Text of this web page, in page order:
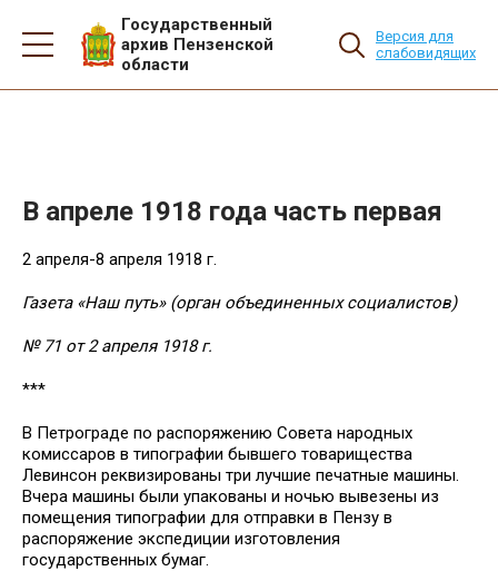
Государственный
архив Пензенской
области
Версия для
слабовидящих
В апреле 1918 года часть первая
2 апреля-8 апреля 1918 г.
Газета «Наш путь» (орган объединенных социалистов)
№ 71 от 2 апреля 1918 г.
***
В Петрограде по распоряжению Совета народных
комиссаров в типографии бывшего товарищества
Левинсон реквизированы три лучшие печатные машины.
Вчера машины были упакованы и ночью вывезены из
помещения типографии для отправки в Пензу в
распоряжение экспедиции изготовления
государственных бумаг.